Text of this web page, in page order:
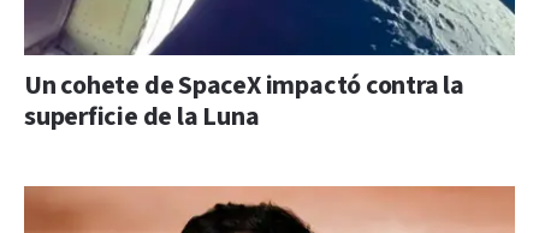
Un cohete de SpaceX impactó contra la
superficie de la Luna